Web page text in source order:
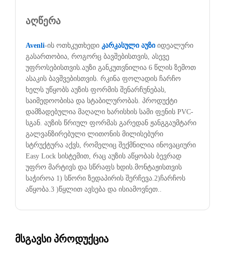
აღწერა
Avenli-ის ოთხკუთხედი კარკასული აუზი იდეალური
გასართობია, როგორც ბავშებისთვის, ასევე
უფროსებისთვის.აუზი განკუთვნილია 6 წლის ზემოთ
ასაკის ბავშვებისთვის. რკინა ფოლადის ჩარჩო
ხელს უწყობს აუზის ფორმის შენარჩუნებას,
საიმედოობისა და სტაბილურობას. პროდუქტი
დამზადებულია მაღალი ხარისხის სამი ფენის PVC-
სგან. აუზის წრიულ ფორმას გარედან ჟანგგაუმტარი
გალვანზირებული ლითონის მილისებური
სტრუქტურა აქვს, რომელიც შექმნილია ინოვაციური
Easy Lock სისტემით, რაც აუზის აწყობას ბევრად
უფრო მარტივს და სწრაფს ხდის.მონტაჟისთვის
საჭიროა 1) სწორი ზედაპირის შერჩევა.2)ჩარჩოს
აწყობა.3 )წყლით ავსება და ისიამოვნეთ..
მსგავსი პროდუქცია